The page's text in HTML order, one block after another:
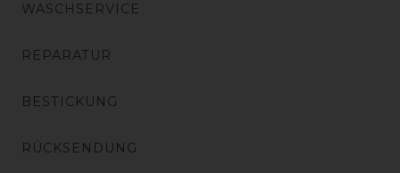
WASCHSERVICE
REPARATUR
BESTICKUNG
RÜCKSENDUNG